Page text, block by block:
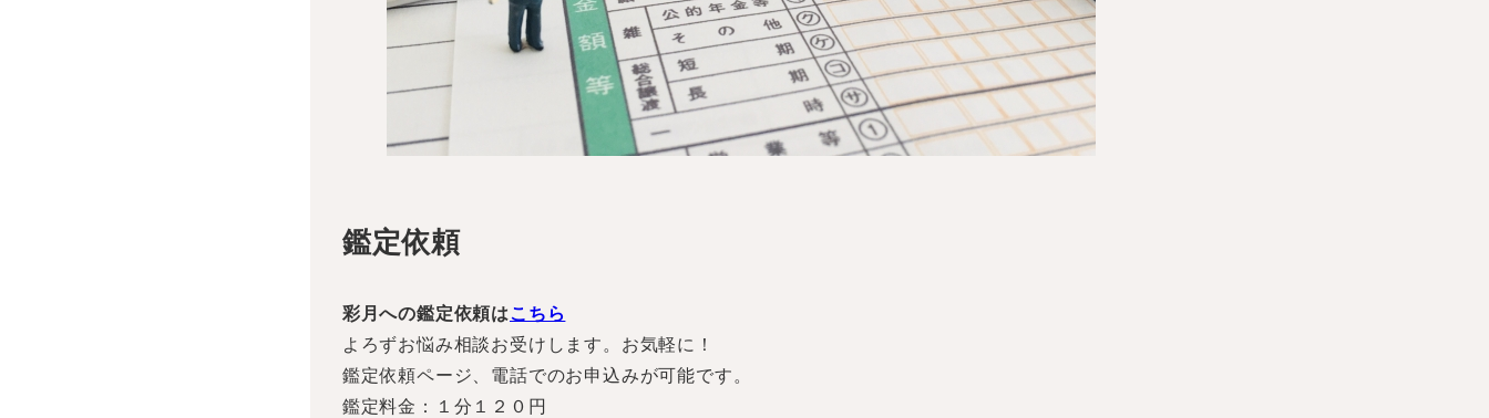
鑑定依頼
彩月への鑑定依頼は こちら
よろずお悩み相談お受けします。お気軽に！
鑑定依頼ページ、電話でのお申込みが可能です。
鑑定料金：１分１２０円